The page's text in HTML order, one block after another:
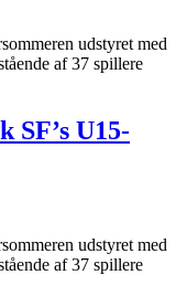
udstyret med
af 37 spillere
U15-
udstyret med
af 37 spillere